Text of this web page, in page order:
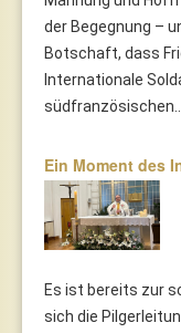
der Begegnung –
Botschaft, dass
Internationale
südfranzösischen...
Ein Moment des
Es ist bereits zur
sich die